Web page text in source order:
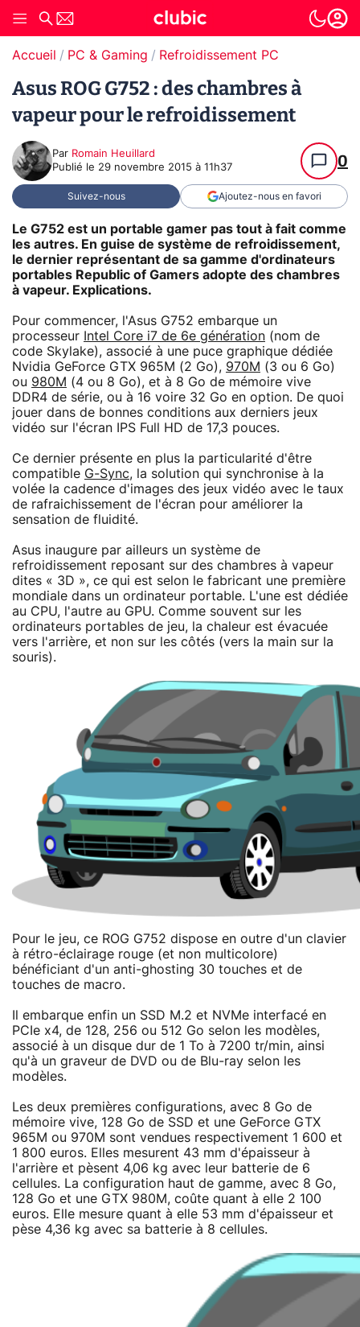
Accueil PC & Gaming Refroidissement PC
Asus ROG G752 : des chambres à
vapeur pour le refroidissement
Par Romain Heuillard
Publié le 29 novembre 2015 à 11h37 0
Suivez-nous Ajoutez-nous en favori
Le G752 est un portable gamer pas tout à fait comme
les autres. En guise de système de refroidissement,
le dernier représentant de sa gamme d'ordinateurs
portables Republic of Gamers adopte des chambres
à vapeur. Explications.
Pour commencer, l'Asus G752 embarque un
processeur
Intel Core i7 de 6e génération (nom de
code Skylake), associé à une puce graphique dédiée
Nvidia GeForce GTX 965M (2 Go), 970M (3 ou 6 Go)
ou 980M (4 ou 8 Go), et à 8 Go de mémoire vive
DDR4 de série, ou à 16 voire 32 Go en option. De quoi
jouer dans de bonnes conditions aux derniers jeux
vidéo sur l'écran IPS Full HD de 17,3 pouces.
Ce dernier présente en plus la particularité d'être
compatible G-Sync, la solution qui synchronise à la
volée la cadence d'images des jeux vidéo avec le taux
de rafraichissement de l'écran pour améliorer la
sensation de fluidité.
Asus inaugure par ailleurs un système de
refroidissement reposant sur des chambres à vapeur
dites « 3D », ce qui est selon le fabricant une première
mondiale dans un ordinateur portable. L'une est dédiée
au CPU, l'autre au GPU. Comme souvent sur les
ordinateurs portables de jeu, la chaleur est évacuée
vers l'arrière, et non sur les côtés (vers la main sur la
souris).
Pour le jeu, ce ROG G752 dispose en outre d'un clavier
à rétro-éclairage rouge (et non multicolore)
bénéficiant d'un anti-ghosting 30 touches et de
touches de macro.
Il embarque enfin un SSD M.2 et NVMe interfacé en
PCIe x4, de 128, 256 ou 512 Go selon les modèles,
associé à un disque dur de 1 To à 7200 tr/min, ainsi
qu'à un graveur de DVD ou de Blu-ray selon les
modèles.
Les deux premières configurations, avec 8 Go de
mémoire vive, 128 Go de SSD et une GeForce GTX
965M ou 970M sont vendues respectivement 1 600 et
1 800 euros. Elles mesurent 43 mm d'épaisseur à
l'arrière et pèsent 4,06 kg avec leur batterie de 6
cellules. La configuration haut de gamme, avec 8 Go,
128 Go et une GTX 980M, coûte quant à elle 2 100
euros. Elle mesure quant à elle 53 mm d'épaisseur et
pèse 4,36 kg avec sa batterie à 8 cellules.